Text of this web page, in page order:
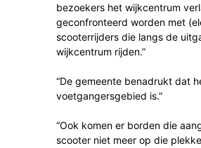
bezoekers het wijkcentrum
geconfronteerd worden met
scooterrijders die langs de
wijkcentrum rijden.”
“De gemeente benadrukt dat
voetgangersgebied is.”
“Ook komen er borden die
scooter niet meer op die